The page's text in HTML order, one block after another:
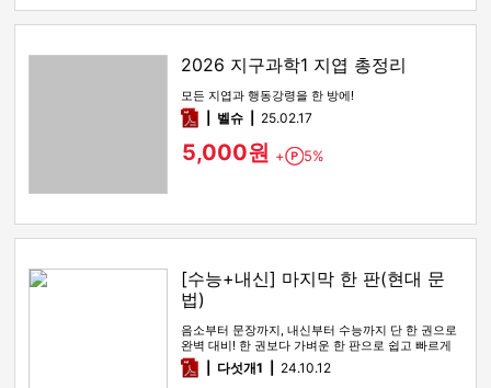
2026 지구과학1 지엽 총정리
모든 지엽과 행동강령을 한 방에!
pdf벨슈 25.02.17
5,000원 + Point
5%
[수능+내신] 마지막 한 판(현대 문
법)
음소부터 문장까지, 내신부터 수능까지 단 한 권으로
완벽 대비! 한 권보다 가벼운 한 판으로 쉽고 빠르게
학습하세요.
pdf다섯개1 24.10.12